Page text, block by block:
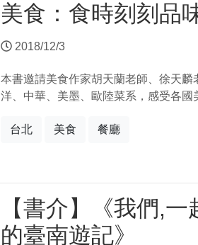
美食：食時刻刻品
2018/12/3
本書邀請美食作家胡天蘭老師、徐天
洋、中華、美墨、歐陸菜系，感受各國
台北 美食 餐廳
【書介】《我們,
的臺南遊記》